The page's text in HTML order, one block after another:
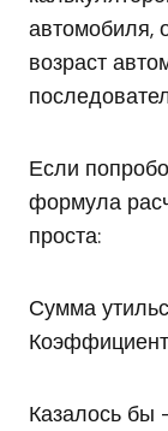
автомобиля,
возраст
Если
формула
проста:
Сумма
Коэффициент
Казалось бы